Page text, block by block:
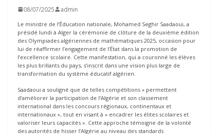
08/07/2025 admin
Le ministre de l’Éducation nationale, Mohamed Seghir Saadaoui, a
présidé lundi à Alger la cérémonie de clôture de la deuxième édition
des Olympiades algériennes de mathématiques 2025, occasion pour
lui de réaffirmer l’engagement de l’État dans la promotion de
l’excellence scolaire. Cette manifestation, qui a couronné les élèves
les plus brillants du pays, s’inscrit dans une vision plus large de
transformation du système éducatif algérien.
Saadaoui a souligné que de telles compétitions « permettent
d’améliorer la participation de l’Algérie et son classement
international dans les concours régionaux, continentaux et
internationaux », tout en visant à « encadrer les élites scolaires et
valoriser leurs capacités ». Cette approche témoigne de la volonté
des autorités de hisser l’Algérie au niveau des standards